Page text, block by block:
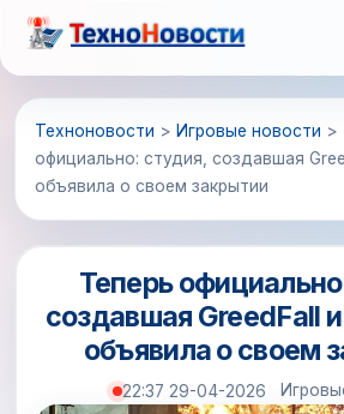
Перейти
содержимому
Техноновости > Игровые новости >
официально: студия, создавшая
объявила о своем закрытии
Теперь
создавшая GreedFall
объявила о своем
22:37 29-04-2026